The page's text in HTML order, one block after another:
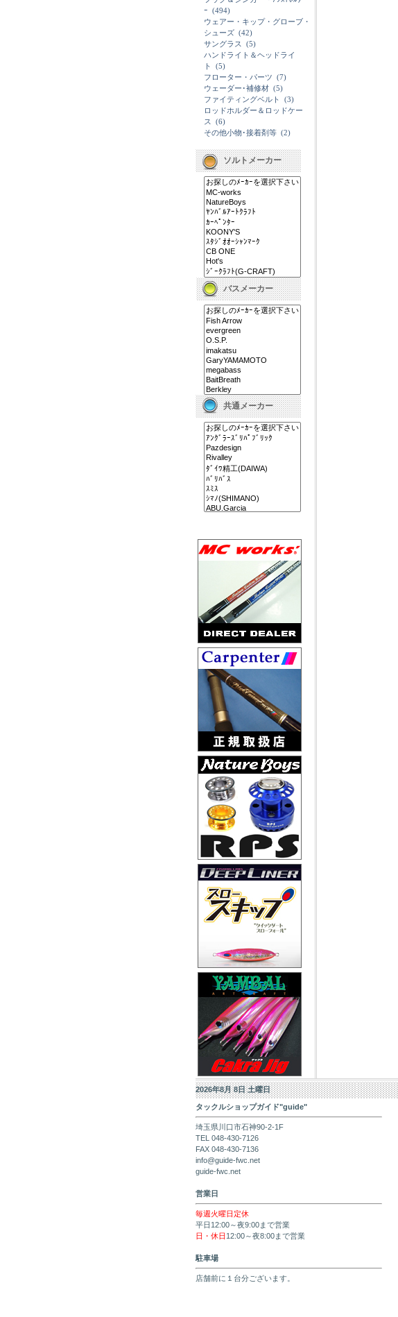
ｰ (494)
ウェアー・キップ・グローブ・
シューズ (42)
サングラス
(5)
ハンドライト＆ヘッドライ
ト
(5)
フローター・パーツ (7)
ウェーダー･補修材 (5)
ファイティングベルト
(3)
ロッドホルダー＆ロッドケー
ス
(6)
その他小物･接着剤等 (2)
ソルトメーカー
バスメーカー
共通メーカー
2026年8月 8日 土曜日
タックルショップガイド"guide"
埼玉県川口市石神90-2-1F
TEL 048-430-7126
FAX 048-430-7136
info@guide-fwc.net
guide-fwc.net
営業日
毎週火曜日定休
平日12:00～夜9:00まで営業
日・休日 12:00～夜8:00まで営業
駐車場
店舗前に１台分ございます。